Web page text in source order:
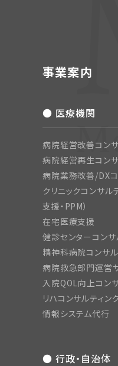
事業案内
● 医療機関
病院経営改善コン
病院経営再生コン
病院業務改善/DXコ
クリニックコンサル
支援・PPM）
在宅医療支援
健診センターコンサ
精神科病院コンサ
病院救急部門運営
入院QOL向上コン
リハコンサルティン
情報システム代行
● 行政・自治体